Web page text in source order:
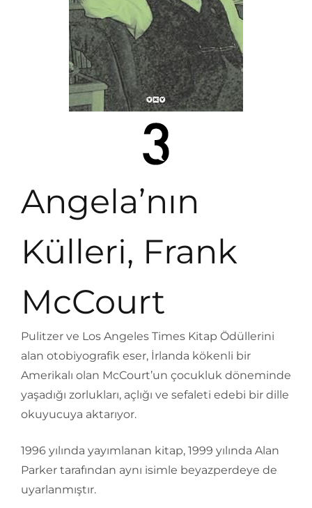
Angela’nın
Külleri, Frank
McCourt
Pulitzer ve Los Angeles Times Kitap Ödüllerini
alan otobiyografik eser, İrlanda kökenli bir
Amerikalı olan McCourt’un çocukluk döneminde
yaşadığı zorlukları, açlığı ve sefaleti edebi bir dille
okuyucuya aktarıyor.
1996 yılında yayımlanan kitap, 1999 yılında Alan
Parker tarafından aynı isimle beyazperdeye de
uyarlanmıştır.